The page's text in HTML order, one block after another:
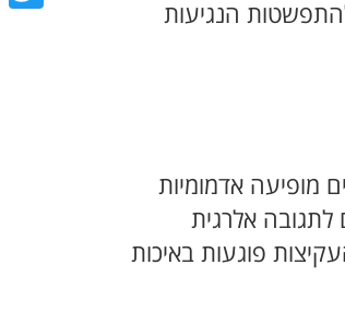
הנגיעות
מופיעה אדמומיות
אלרגית
פוגעות באיכות